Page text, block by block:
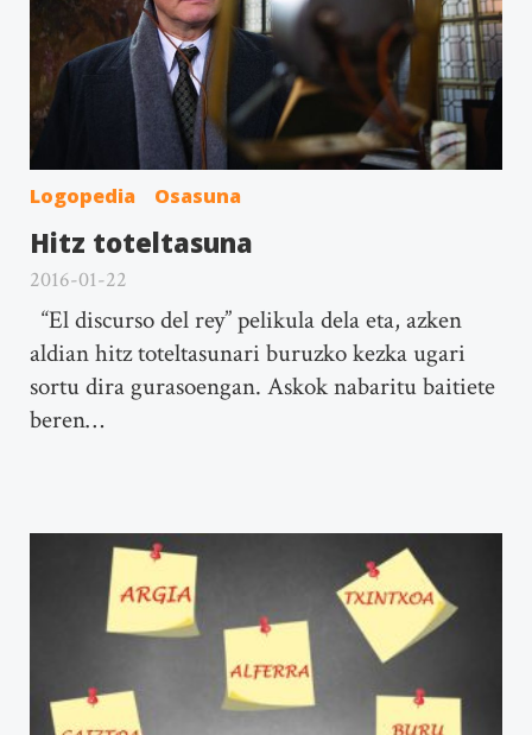
Logopedia Osasuna
Hitz toteltasuna
2016-01-22
“El discurso del rey” pelikula dela eta, azken
aldian hitz toteltasunari buruzko kezka ugari
sortu dira gurasoengan. Askok nabaritu baitiete
beren…